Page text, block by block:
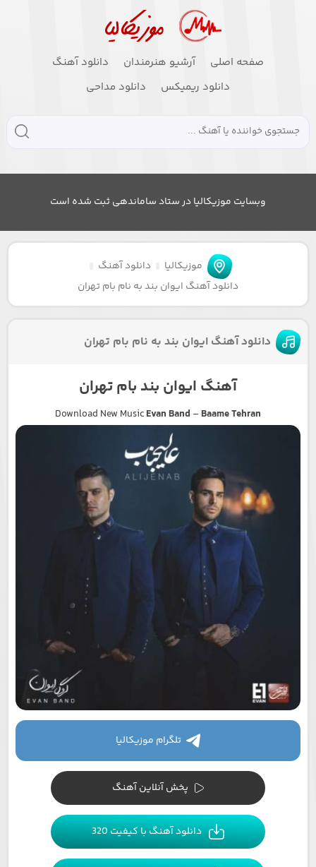
صفحه اصلی آرشیو هنرمندان
دانلود آهنگ
دانلود ریمیکس
دانلود مداحی
وبسایت موزیکالیا در ستاد ساماندهی ثبت شده است
موزیکالیا
دانلود آهنگ
دانلود آهنگ ایوان بند به نام بام تهران
دانلود آهنگ ایوان بند به نام بام تهران
آهنگ ایوان بند بام تهران
Download New MusicEvan Band – Baame Tehran
تلگرام موزیکالیا
پخش آنلاین آهنگ
دانلود آهنگ با کیفیت 320